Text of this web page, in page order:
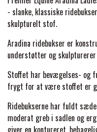
SKO &
PREMIER
PREMIER
PREMIER
PREMIER
FENWICK
- slanke, klassiske
skulpturelt stof.
Aradina ridebukser er
understøtter og
Stoffet har bevægelses- og
frygt for at være stoffet er
Ridebukserne har fuldt
moderat greb i sadlen og
giver en kontureret,